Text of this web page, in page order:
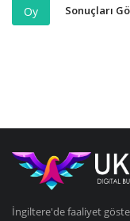
Oy Sonuçları
İngiltere'de faaliyet